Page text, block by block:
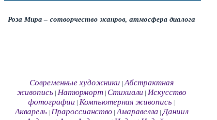
Роза Мира – сотворчество жанров, атмосфера диалога
Современные художники |Абстрактная
живопись| Натюрморт| Стихиали Искусство
фотографии |Компьютерная живопись
Акварель| Прароссианство |Амаравелла |Даниил